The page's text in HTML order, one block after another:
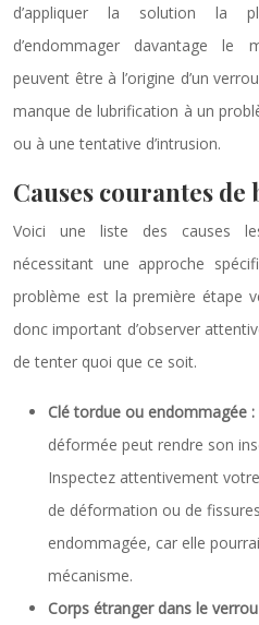
d’appliquer la solution la
d’endommager davantage le
peuvent être à l’origine d’un
manque de lubrification à un
ou à une tentative d’intrusion.
Causes courantes de
Voici une liste des causes
nécessitant une approche
problème est la première étape
donc important d’observer
de tenter quoi que ce soit.
Clé tordue ou endommagée :
déformée peut rendre son
Inspectez attentivement
de déformation ou de
endommagée, car elle
mécanisme.
Corps étranger dans le